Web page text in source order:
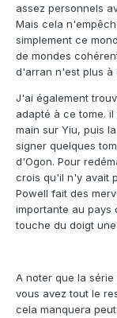
assez personnels
Mais cela
simplement ce
de mondes
d'arran n'est plus à
J'ai également
adapté à ce tome.
main sur Yiu, puis
signer quelques
d'Ogon. Pour
crois qu'il n'y avait
Powell fait des
importante au pays
touche du doigt
A noter que la
vous avez tout le
cela manquera